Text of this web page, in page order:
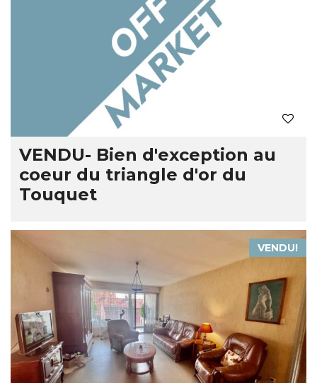
VENDU- Bien d'exception au
coeur du triangle d'or du
Touquet
VENDU!